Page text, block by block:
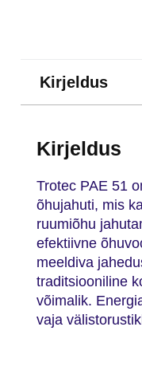
Kirjeldus
Kirjeldus
Trotec PAE 51
õhujahuti, mis
ruumiõhu
efektiivne
meeldiva
traditsiooniline
võimalik.
vaja